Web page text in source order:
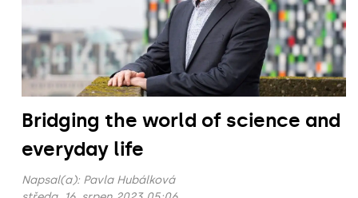
Bridging the world of science and
everyday life
Napsal(a): Pavla Hubálková